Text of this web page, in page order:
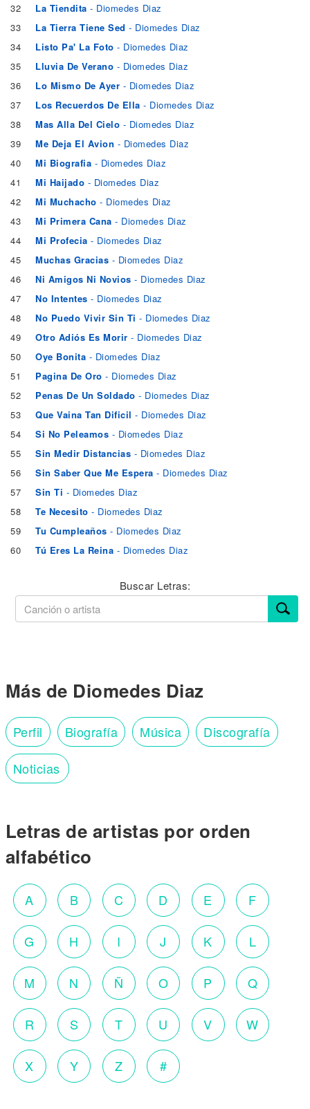
32
La Tiendita - Diomedes Diaz
33
La Tierra Tiene Sed - Diomedes Diaz
34
Listo Pa' La Foto - Diomedes Diaz
35
Lluvia De Verano - Diomedes Diaz
36
Lo Mismo De Ayer - Diomedes Diaz
37
Los Recuerdos De Ella - Diomedes Diaz
38
Mas Alla Del Cielo - Diomedes Diaz
39
Me Deja El Avion - Diomedes Diaz
40
Mi Biografia - Diomedes Diaz
41
Mi Haijado - Diomedes Diaz
42
Mi Muchacho - Diomedes Diaz
43
Mi Primera Cana - Diomedes Diaz
44
Mi Profecia - Diomedes Diaz
45
Muchas Gracias - Diomedes Diaz
46
Ni Amigos Ni Novios - Diomedes Diaz
47
No Intentes - Diomedes Diaz
48
No Puedo Vivir Sin Ti - Diomedes Diaz
49
Otro Adiós Es Morir - Diomedes Diaz
50
Oye Bonita - Diomedes Diaz
51
Pagina De Oro - Diomedes Diaz
52
Penas De Un Soldado - Diomedes Diaz
53
Que Vaina Tan Dificil - Diomedes Diaz
54
Si No Peleamos - Diomedes Diaz
55
Sin Medir Distancias - Diomedes Diaz
56
Sin Saber Que Me Espera - Diomedes Diaz
57
Sin Ti - Diomedes Diaz
58
Te Necesito - Diomedes Diaz
59
Tu Cumpleaños - Diomedes Diaz
60
Tú Eres La Reina - Diomedes Diaz
Buscar Letras:
Más de Diomedes Diaz
Perfil Biografía Música Discografía
Noticias
Letras de artistas por orden
alfabético
A B C D E F
G H I J K L
M N Ñ O P Q
R S T U V W
X Y Z #